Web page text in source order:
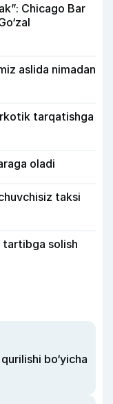
Chicago Bar
aslida nimadan
tarqatishga
oladi
taksi
solish
bo‘yicha